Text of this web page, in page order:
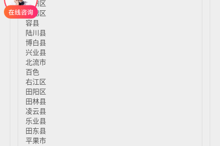
玉州区
福绵区
容县
陆川县
博白县
兴业县
北流市
百色
右江区
田阳区
田林县
凌云县
乐业县
田东县
平果市